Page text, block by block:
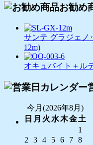
お勧め
サンテ グラジェ
12m)
オキュバイト＋ル
今月(2026年8月)
日 月 火 水木金土
1
2
3 4 5 6 7 8